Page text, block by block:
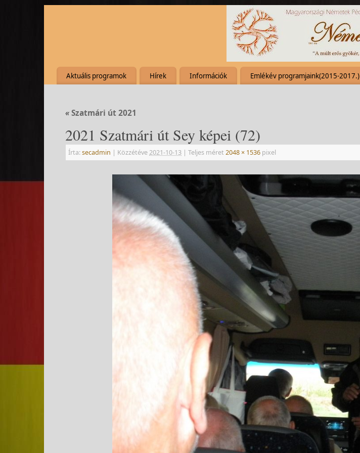
Aktuális programok Hírek Információk Emlékév programjaink(2015-2017.)
«Szatmári út 2021
2021 Szatmári út Sey képei (72)
Írta:secadmin | Közzétéve2021-10-13 | Teljes méret 2048 × 1536 pixel